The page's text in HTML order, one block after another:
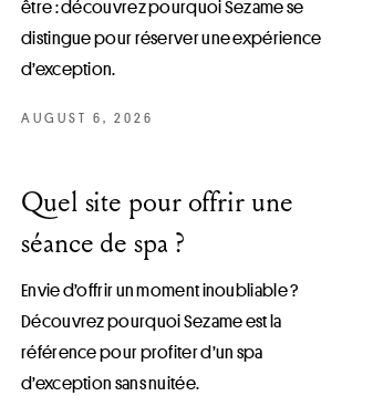
être : découvrez pourquoi Sezame se
distingue pour réserver une expérience
d’exception.
AUGUST 6, 2026
Quel site pour offrir une
séance de spa ?
Envie d’offrir un moment inoubliable ?
Découvrez pourquoi Sezame est la
référence pour profiter d’un spa
d’exception sans nuitée.